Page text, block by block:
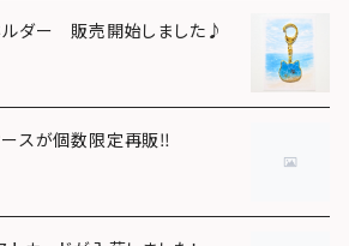
ダー 販売開始しました♪
スが個数限定再販‼️